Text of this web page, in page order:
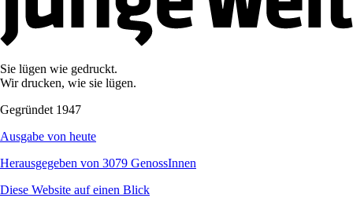
Sie lügen wie gedruckt.
Wir drucken, wie sie lügen.
Gegründet 1947
Ausgabe von heute
Herausgegeben von 3079 GenossInnen
Diese Website auf einen Blick